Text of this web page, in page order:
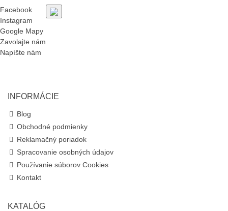
Facebook
Instagram
Google Mapy
Zavolajte nám
Napíšte nám
INFORMÁCIE
Blog
Obchodné podmienky
Reklamačný poriadok
Spracovanie osobných údajov
Používanie súborov Cookies
Kontakt
KATALÓG